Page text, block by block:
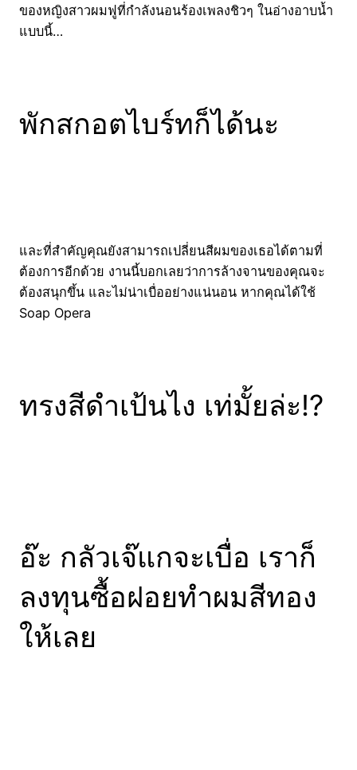
ของหญิงสาวผมฟูที่กำลังนอนร้องเพลงชิวๆ ในอ่างอาบน้ำ
แบบนี้…
พักสกอตไบร์ทก็ได้นะ
และที่สำคัญคุณยังสามารถเปลี่ยนสีผมของเธอได้ตามที่
ต้องการอีกด้วย งานนี้บอกเลยว่าการล้างจานของคุณจะ
ต้องสนุกขึ้น และไม่น่าเบื่ออย่างแน่นอน หากคุณได้ใช้
Soap Opera
ทรงสีดำเป้นไง เท่มั้ยล่ะ!?
อ๊ะ กลัวเจ๊แกจะเบื่อ เราก็
ลงทุนซื้อฝอยทำผมสีทอง
ให้เลย